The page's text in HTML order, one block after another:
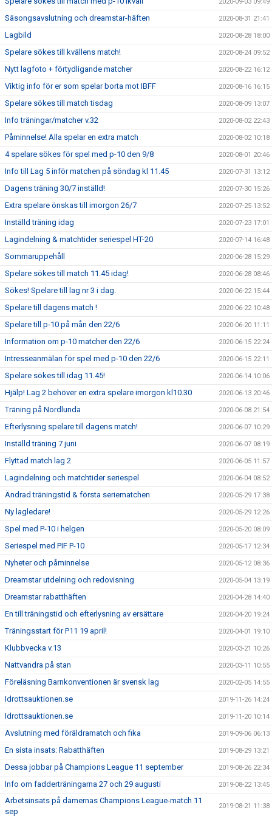
Säsongsavslutning och dreamstar-häften 2020-08-31 21:41
Lagbild 2020-08-28 18:00
Spelare sökes till kvällens match! 2020-08-24 09:52
Nytt lagfoto + förtydligande matcher 2020-08-22 16:12
Viktig info för er som spelar borta mot IBFF 2020-08-16 16:15
Spelare sökes till match tisdag 2020-08-09 13:07
Info träningar/matcher v.32 2020-08-02 22:43
Påminnelse! Alla spelar en extra match 2020-08-02 10:18
4 spelare sökes för spel med p-10 den 9/8 2020-08-01 20:46
Info till Lag 5 inför matchen på söndag kl 11.45 2020-07-31 13:12
Dagens träning 30/7 inställd! 2020-07-30 15:26
Extra spelare önskas till imorgon 26/7 2020-07-25 13:52
Inställd träning idag 2020-07-23 17:01
Lagindelning & matchtider seriespel HT-20 2020-07-14 16:48
Sommaruppehåll 2020-06-28 15:29
Spelare sökes till match 11.45 idag! 2020-06-28 08:46
Sökes! Spelare till lag nr 3 i dag. 2020-06-22 15:44
Spelare till dagens match ! 2020-06-22 10:48
Spelare till p-10 på mån den 22/6 2020-06-20 11:11
Information om p-10 matcher den 22/6 2020-06-15 22:24
Intresseanmälan för spel med p-10 den 22/6 2020-06-15 22:11
Spelare sökes till idag 11.45! 2020-06-14 10:06
Hjälp! Lag 2 behöver en extra spelare imorgon kl10.30 2020-06-13 20:46
Träning på Nordlunda 2020-06-08 21:54
Efterlysning spelare till dagens match! 2020-06-07 10:29
Inställd träning 7 juni 2020-06-07 08:19
Flyttad match lag 2 2020-06-05 11:57
Lagindelning och matchtider seriespel 2020-06-04 08:52
Ändrad träningstid & första seriematchen 2020-05-29 17:38
Ny lagledare! 2020-05-29 12:26
Spel med P-10 i helgen 2020-05-20 08:09
Seriespel med PIF P-10 2020-05-17 12:34
Nyheter och påminnelse 2020-05-12 08:36
Dreamstar utdelning och redovisning 2020-05-04 13:19
Dreamstar rabatthäften 2020-04-28 14:40
En till träningstid och efterlysning av ersättare 2020-04-20 19:24
Träningsstart för P11 19 april! 2020-04-01 19:10
Klubbvecka v.13 2020-03-21 10:26
Nattvandra på stan 2020-03-11 10:55
Föreläsning Barnkonventionen är svensk lag 2020-02-05 14:55
Idrottsauktionen.se 2019-11-26 14:24
Idrottsauktionen.se 2019-11-20 10:14
Avslutning med föräldramatch och fika 2019-09-06 06:13
En sista insats: Rabatthäften 2019-08-29 13:21
Dessa jobbar på Champions League 11 september 2019-08-26 22:34
Info om fadderträningarna 27 och 29 augusti 2019-08-22 13:45
Arbetsinsats på damernas Champions League-match 11
sep
2019-08-21 11:38